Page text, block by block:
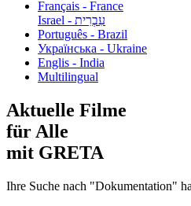
Français - France
עִבְרִית - Israel
Português - Brazil
Українська - Ukraine
Englis - India
Multilingual
Aktuelle Filme
für Alle
mit GRETA
Ihre Suche nach "Dokumentation"